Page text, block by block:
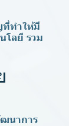
ที่ทำให้มี
โลยี รวม
นาการ